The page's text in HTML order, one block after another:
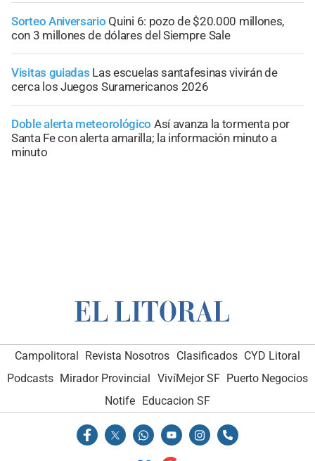
Sorteo Aniversario Quini 6: pozo de $20.000 millones,
con 3 millones de dólares del Siempre Sale
Visitas guiadas Las escuelas santafesinas vivirán de
cerca los Juegos Suramericanos 2026
Doble alerta meteorológico Así avanza la tormenta por
Santa Fe con alerta amarilla; la información minuto a
minuto
Campolitoral Revista Nosotros Clasificados CYD Litoral
Podcasts Mirador Provincial VivíMejor SF Puerto Negocios
Notife Educacion SF